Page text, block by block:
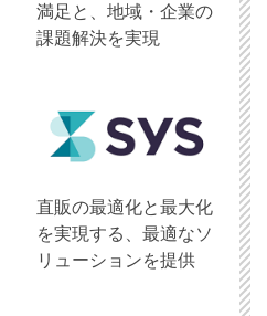
満足と、地域・企業の
課題解決を実現
直販の最適化と最大化
を実現する、最適なソ
リューションを提供